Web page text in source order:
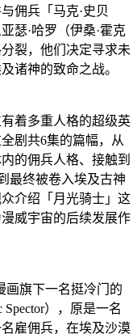
佣兵「马克·史贝
瑟·哈罗（伊桑·霍克
裂，他们决定寻求未
诸神的致命之战。
着多重人格的超级英
剧共6集的篇幅，从
的佣兵人格、接触到
最终被卷入埃及古神
介绍「月光骑士」这
威宇宙的后续发展作
画旗下一名挺冷门的
），原是一名
雇佣兵，在埃及沙漠